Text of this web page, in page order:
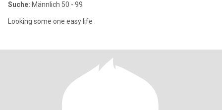
Suche: Männlich 50 - 99
Looking some one easy life